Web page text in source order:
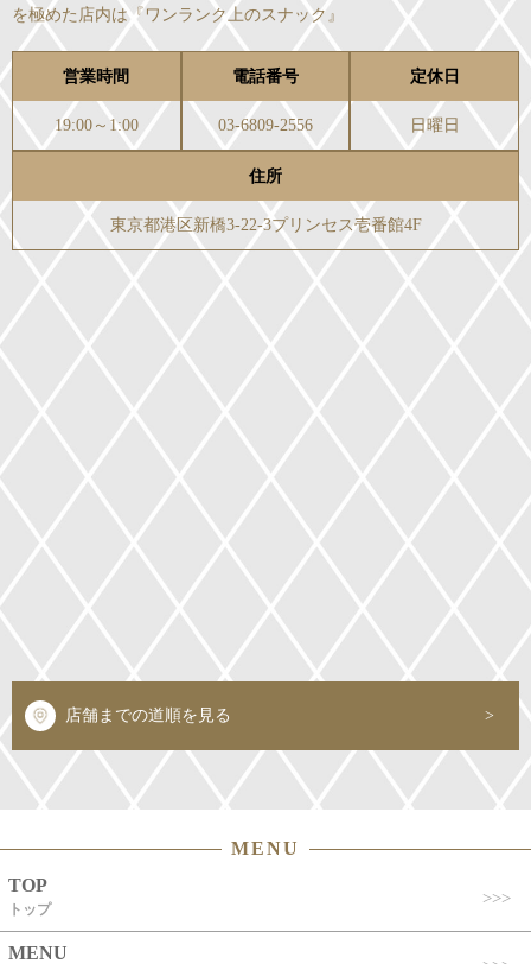
を極めた店内は『ワンランク上のスナック』
営業時間
19:00～1:00
電話番号
03-6809-2556
定休日
日曜日
住所
東京都港区新橋3-22-3プリンセス壱番館4F
店舗までの道順を見る
MENU
TOP
トップ
MENU